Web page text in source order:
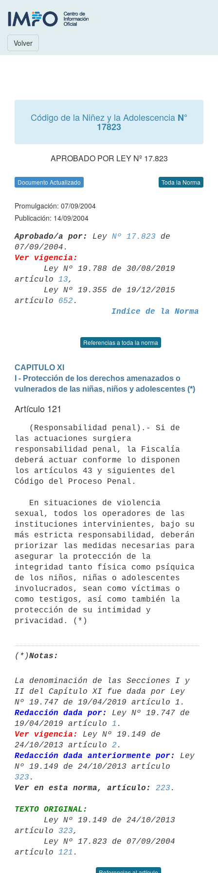
Volver
Código de la Niñez y la Adolescencia N°
17823
APROBADO POR LEY Nº 17.823
Documento Actualizado Toda la Norma
Promulgación: 07/09/2004
Publicación: 14/09/2004
Aprobado/a por: Ley Nº 17.823 de
Ver vigencia:
artículo 13,
artículo 652
Indice de la Norma
Referencias a toda la norma
CAPITULO XI
I - Protección de los derechos amenazados o
vulnerados de las niñas, niños y adolescentes (*)
Artículo 121
las actuaciones surgiera
responsabilidad penal, la Fiscalía
deberá actuar conforme lo disponen
los artículos 43 y siguientes del
Código del Proceso Penal.
sexual, todos los operadores de las
instituciones intervinientes, bajo su
más estricta responsabilidad, deberán
priorizar las medidas necesarias para
asegurar la protección de la
integridad tanto física como psíquica
de los niños, niñas o adolescentes
involucrados, sean como víctimas o
como testigos, así como también la
protección de su intimidad y
privacidad. (*)
(*)Notas:
La denominación de las Secciones I y
II del Capítulo XI fue dada por Ley
Redacción dada por:
Ley Nº 19.747 de
19/04/2019 artículo 1
Ver vigencia:
Ley Nº 19.149 de
24/10/2013 artículo 2
Redacción dada anteriormente por:
Ley
Nº 19.149 de 24/10/2013 artículo
323
Ver en esta norma, artículo:
223
TEXTO ORIGINAL:
artículo 323,
artículo 121